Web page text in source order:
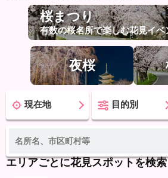
桜まつり
有数の桜名所で楽しむ花見イベ
夜桜
現在地 目的別
エリアごとに花見スポットを検索